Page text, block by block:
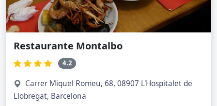
Restaurante Montalbo
4.2
Carrer Miquel Romeu, 68, 08907 L'Hospitalet de
Llobregat, Barcelona